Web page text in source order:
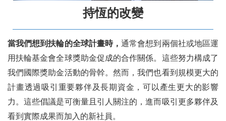
HOC推廣台北國際扶輪年會紀實 ──韓國束草篇
HOC推廣台北國際扶輪年會紀實 ── 馬來西亞雲頂篇
宏揚扶輪、為國育才、讓愛生根
團結行善 FUN轉世界國際扶輪3461地區2025-26年度嘉年華扶輪日
愛心樂音響校園 神岡社推動教育服務
持恆的改變
當我們想到扶輪的全球計畫時，通常會想到兩個社或地區運
用扶輪基金會全球獎助金促成的合作關係。這些努力構成了
我們國際獎助金活動的骨幹。然而，我們也看到規模更大的
計畫透過吸引重要夥伴及長期資金，可以產生更大的影響
力。這些倡議是可衡量且引人關注的，進而吸引更多夥伴及
看到實際成果而加入的新社員。